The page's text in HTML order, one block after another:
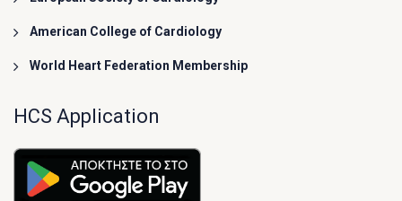
American College of Cardiology
World Heart Federation Membership
HCS Application